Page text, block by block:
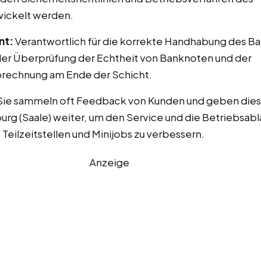
werden.
Verantwortlich für die korrekte Handhabung des
Überprüfung der Echtheit von Banknoten und der
am Ende der Schicht.
sammeln oft Feedback von Kunden und geben
(Saale) weiter, um den Service und die
und Minijobs zu verbessern.
Anzeige